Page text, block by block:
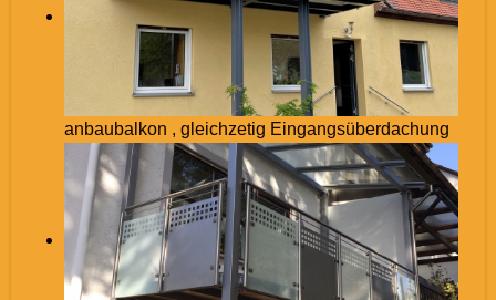
anbaubalkon , gleichzetig Eingangsüberdachung